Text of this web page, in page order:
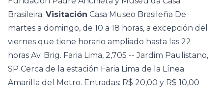
Brasileira. Visitación Casa Museo Brasileña De
martes a domingo, de 10 a 18 horas, a excepción del
viernes que tiene horario ampliado hasta las 22
horas Av. Brig. Faria Lima, 2,705 -- Jardim Paulistano,
SP Cerca de la estación Faria Lima de la Línea
Amarilla del Metro. Entradas: R$ 20,00 y R$ 10,00